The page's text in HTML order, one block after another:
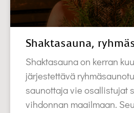
Shaktasauna,
Shaktasauna on kerran
järjestettävä
saunottaja vie osallistujat
vihdonnan maailmaan.